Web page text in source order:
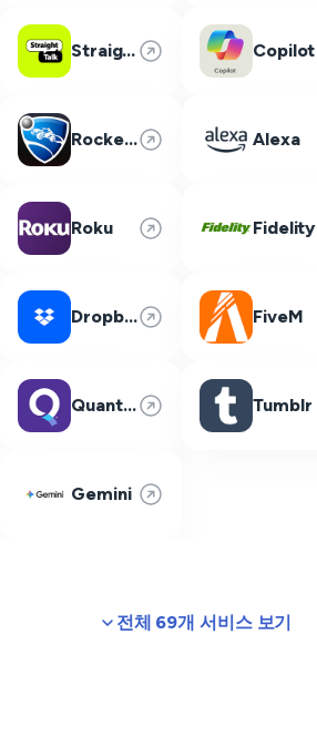
Straight Talk Copilot
Rocket League Alexa
Roku Fidelity
Dropbox FiveM
Quantum Fiber Tumblr
Gemini
전체 69개 서비스 보기